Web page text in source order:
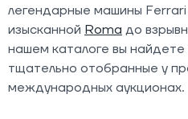
легендарные машины
изысканной Roma до
нашем каталоге вы
тщательно отобранные у
международных аукционах.